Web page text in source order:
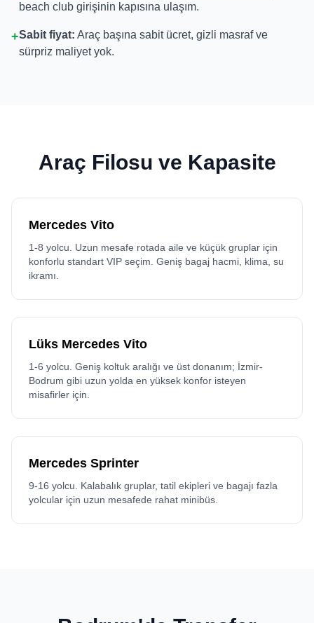
beach club girişinin kapısına ulaşım.
+Sabit fiyat: Araç başına sabit ücret, gizli masraf ve
sürpriz maliyet yok.
Araç Filosu ve Kapasite
Mercedes Vito
1-8 yolcu. Uzun mesafe rotada aile ve küçük gruplar için
konforlu standart VIP seçim. Geniş bagaj hacmi, klima, su
ikramı.
Lüks Mercedes Vito
1-6 yolcu. Geniş koltuk aralığı ve üst donanım; İzmir-
Bodrum gibi uzun yolda en yüksek konfor isteyen
misafirler için.
Mercedes Sprinter
9-16 yolcu. Kalabalık gruplar, tatil ekipleri ve bagajı fazla
yolcular için uzun mesafede rahat minibüs.